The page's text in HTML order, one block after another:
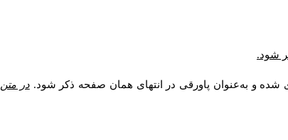
شود.
شده و به‌عنوان پاورقی در انتهای همان صفحه ذکر شود. در متن